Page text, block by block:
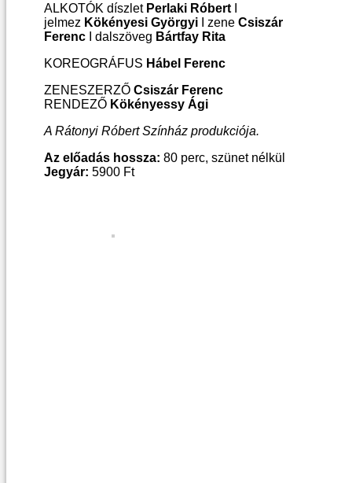
ALKOTÓK díszlet Perlaki Róbert
jelmez Kökényesi Györgyi I zene Csiszár
Ferenc I dalszöveg Bártfay Rita
KOREOGRÁFUS Hábel Ferenc
ZENESZERZŐ Csiszár Ferenc
RENDEZŐ Kökényessy Ági
A Rátonyi Róbert Színház produkciója.
Az előadás hossza: 80 perc, szünet nélkül
Jegyár: 5900 Ft